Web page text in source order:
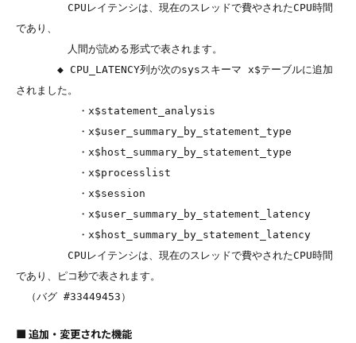
CPUレイテンシは、現在のスレッドで費やされたCPU時間
であり、
人間が読める形式で表されます。
◆ CPU_LATENCY列が次のsysスキーマ x$テーブルに追加
されました。
・x$statement_analysis
・x$user_summary_by_statement_type
・x$host_summary_by_statement_type
・x$processlist
・x$session
・x$user_summary_by_statement_latency
・x$host_summary_by_statement_latency
CPUレイテンシは、現在のスレッドで費やされたCPU時間
であり、ピコ秒で表されます。
■ 追加・変更された機能